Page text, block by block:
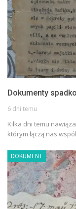
Dokumenty
6 dni temu
Kilka dni temu
którym łączą nas
DOKUMENT